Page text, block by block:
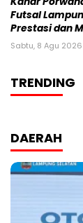
Futsal
Prestasi dan
Sabtu, 8 Agu
TRENDING
DAERAH